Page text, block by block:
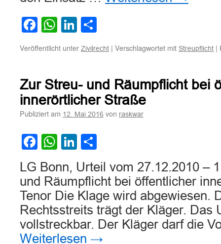
Facebook
WhatsApp
LinkedIn
Veröffentlicht unter Zivilrecht | Verschlagwortet mit Streupflicht |
Zur Streu- und Räumpflicht bei
innerörtlicher Straße
Publiziert am 12. Mai 2016 von raskwar
Facebook
WhatsApp
LinkedIn
LG Bonn, Urteil vom 27.12.2010 –
und Räumpflicht bei öffentlicher
Tenor Die Klage wird abgewiesen.
Rechtsstreits trägt der Kläger. Das
vollstreckbar. Der Kläger darf die
Weiterlesen →